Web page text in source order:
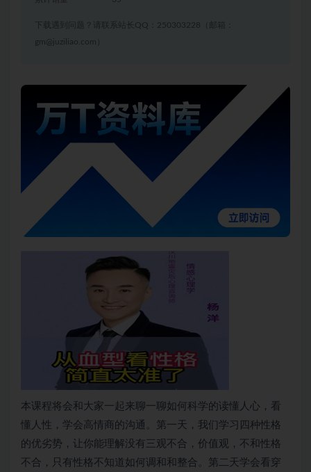
下载遇到问题？请联系站长QQ：250303228（邮箱：
gm@juziliao.com）
本课程将会和大家一起来聊一聊如何科学的读懂人心，看
懂人性，学会高情商的沟通。第一天，我们学习四种性格
的优劣势，让你能理解没有三观不合，价值观，不和性格
不合，只有性格不知道如何调和和整合。第二天学会看穿